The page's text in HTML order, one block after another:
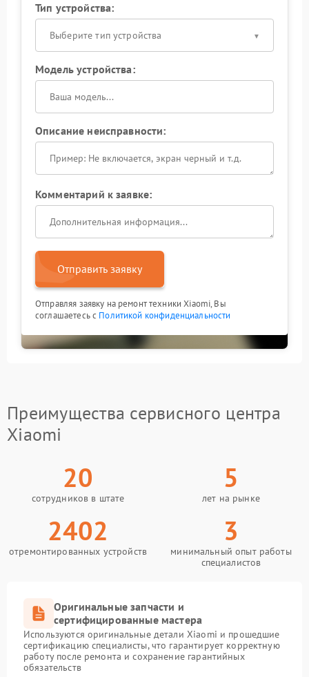
Тип устройства:
Выберите тип устройства
Модель устройства:
Описание неисправности:
Комментарий к заявке:
Отправить заявку
Отправляя заявку на ремонт техники Xiaomi, Вы
соглашаетесь с Политикой конфиденциальности
Преимущества сервисного центра
Xiaomi
20
сотрудников в штате
5
лет на рынке
2402
отремонтированных устройств
3
минимальный опыт работы
специалистов
Оригинальные запчасти и
сертифицированные мастера
Используются оригинальные детали Xiaomi и прошедшие
сертификацию специалисты, что гарантирует корректную
работу после ремонта и сохранение гарантийных
обязательств